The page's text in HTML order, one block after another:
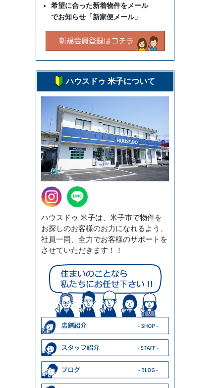
希望に合った新着物件をメール
でお知らせ「新家便メール」
ハウスドゥ 米子について
ハウスドゥ 米子は、米子市で物件を
お探しのお客様のお力になれるよう、
社員一同、全力でお客様のサポートを
させていただきます！！